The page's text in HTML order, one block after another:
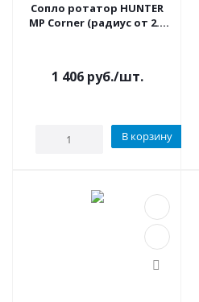
Сопло ротатор HUNTER
MP Corner (радиус от 2.5
1 406руб./шт.
В корзину